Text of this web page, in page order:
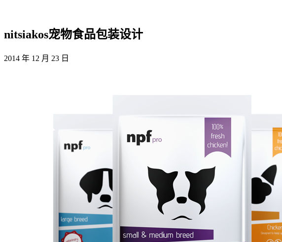
nitsiakos宠物食品包装设计
2014 年 12 月 23 日